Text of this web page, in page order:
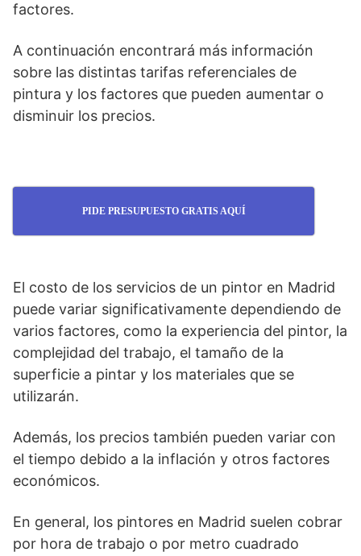
factores.
A continuación encontrará más información
sobre las distintas tarifas referenciales de
pintura y los factores que pueden aumentar o
disminuir los precios.
PIDE PRESUPUESTO GRATIS AQUÍ
El costo de los servicios de un pintor en Madrid
puede variar significativamente dependiendo de
varios factores, como la experiencia del pintor, la
complejidad del trabajo, el tamaño de la
superficie a pintar y los materiales que se
utilizarán.
Además, los precios también pueden variar con
el tiempo debido a la inflación y otros factores
económicos.
En general, los pintores en Madrid suelen cobrar
por hora de trabajo o por metro cuadrado